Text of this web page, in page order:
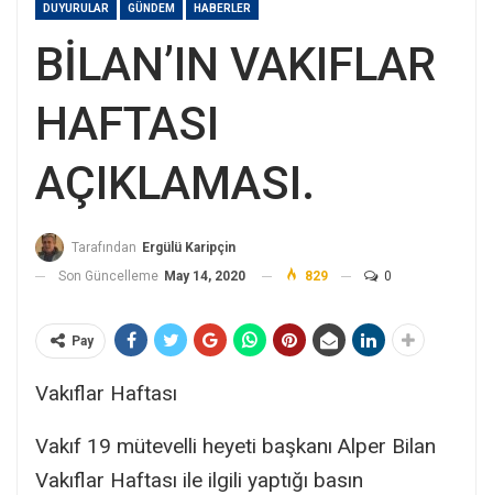
DUYURULAR GÜNDEM HABERLER
BİLAN’IN VAKIFLAR
HAFTASI
AÇIKLAMASI.
Tarafından Ergülü Karipçin
Son Güncelleme May 14, 2020 829 0
Pay
Vakıflar Haftası
Vakıf 19 mütevelli heyeti başkanı Alper Bilan
Vakıflar Haftası ile ilgili yaptığı basın